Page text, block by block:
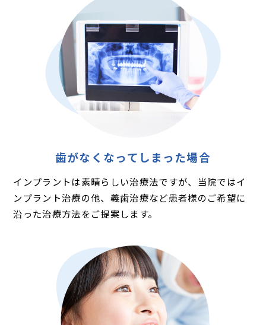
歯がなくなってしまった場合
インプラントは素晴らしい治療法ですが、当院ではイ
ンプラント治療の他、義歯治療など患者様のご希望に
沿った治療方法をご提案します。